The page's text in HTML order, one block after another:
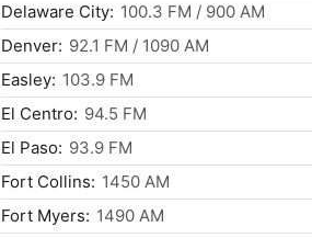
Delaware City: 100.3 FM / 900 AM
Denver: 92.1 FM / 1090 AM
Easley: 103.9 FM
El Centro: 94.5 FM
El Paso: 93.9 FM
Fort Collins: 1450 AM
Fort Myers: 1490 AM